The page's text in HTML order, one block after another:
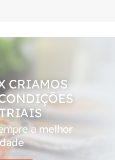
CRIAMOS
amelhor
mais